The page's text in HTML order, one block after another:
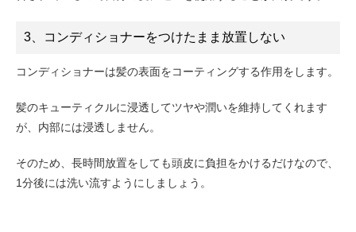
3、コンディショナーをつけたまま放置しない
コンディショナーは髪の表面をコーティングする作用をします。
髪のキューティクルに浸透してツヤや潤いを維持してくれます
が、内部には浸透しません。
そのため、長時間放置をしても頭皮に負担をかけるだけなので、
1分後には洗い流すようにしましょう。